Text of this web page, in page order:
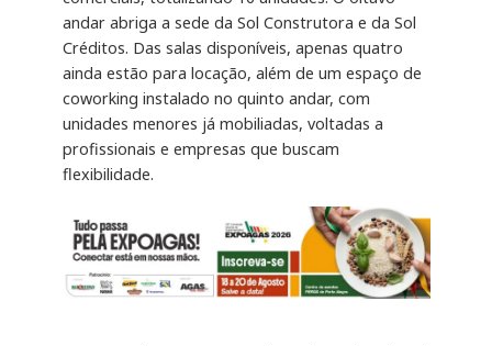
andar abriga a sede da Sol Construtora e da Sol
Créditos. Das salas disponíveis, apenas quatro
ainda estão para locação, além de um espaço de
coworking instalado no quinto andar, com
unidades menores já mobiliadas, voltadas a
profissionais e empresas que buscam
flexibilidade.